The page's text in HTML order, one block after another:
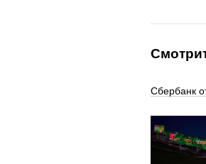
Сбербанк